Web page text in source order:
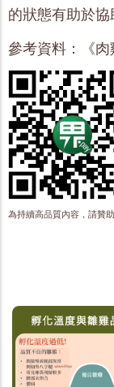
的狀態有助於協
參考資料：《肉
為持續高品質內容，請贊